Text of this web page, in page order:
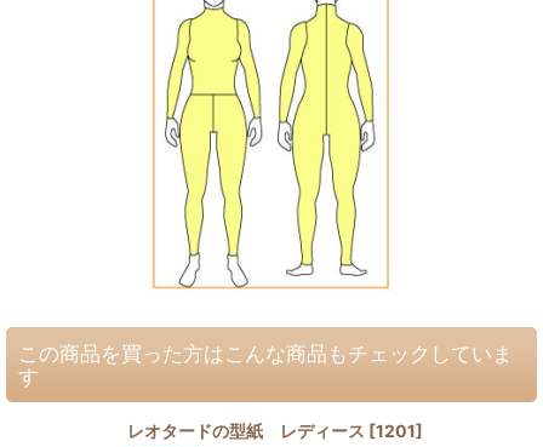
この商品を買った方はこんな商品もチェックしていま
す
レオタードの型紙 レディース [1201]